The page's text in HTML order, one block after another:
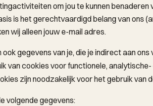
om jou te kunnen benaderen
is het gerechtvaardigd belang van ons
wij alleen jouw e-mail adres.
gegevens van je, die je indirect aan
van cookies voor functionele,
zijn noodzakelijk voor het gebruik van
volgende gegevens: